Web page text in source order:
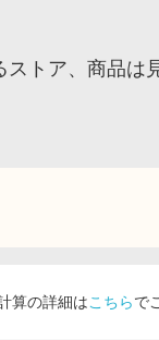
トア、商品は
算の詳細はこちらで